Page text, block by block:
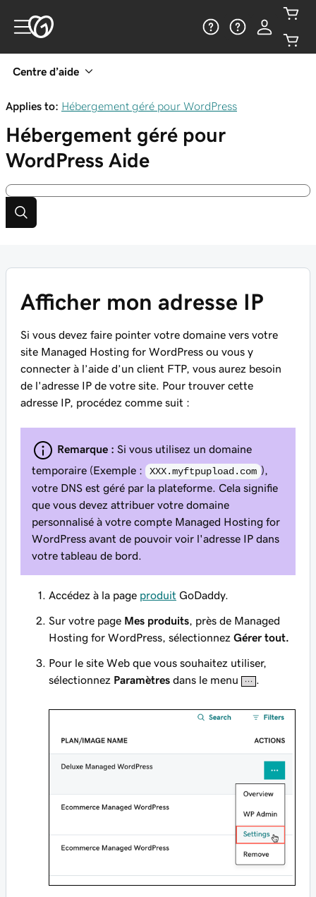
Centre d’aide
Applies to: Hébergement géré pour WordPress
Hébergement géré pour
WordPress Aide
Afficher mon adresse IP
Si vous devez faire pointer votre domaine vers votre
site Managed Hosting for WordPress ou vous y
connecter à l’aide d’un client FTP, vous aurez besoin
de l'adresse IP de votre site. Pour trouver cette
adresse IP, procédez comme suit :
Remarque : Si vous utilisez un domaine
temporaire (Exemple :
XXX.myftpupload.com ),
votre DNS est géré par la plateforme. Cela signifie
que vous devez attribuer votre domaine
personnalisé à votre compte Managed Hosting for
WordPress avant de pouvoir voir l'adresse IP dans
votre tableau de bord.
Accédez à la page produit GoDaddy.
Sur votre page Mes produits , près de Managed
Hosting for WordPress, sélectionnez Gérer tout.
Pour le site Web que vous souhaitez utiliser,
sélectionnez Paramètres dans le menu